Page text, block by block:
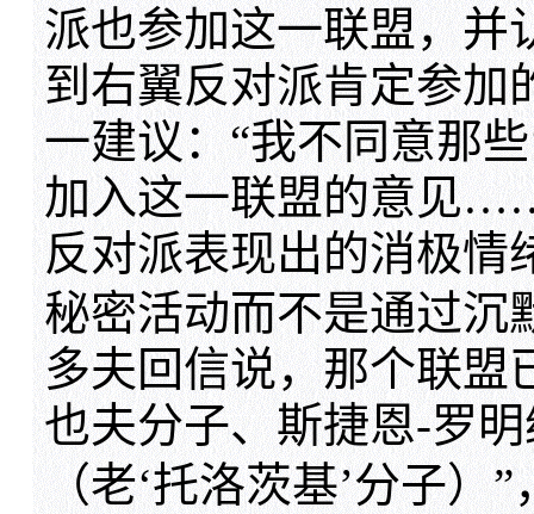
派也参加这一联盟，并
到右翼反对派肯定参加
一建议：“我不同意那
加入这一联盟的意见
反对派表现出的消极情
秘密活动而不是通过沉
多夫回信说，那个联盟
也夫分子、斯捷恩-罗
（老‘托洛茨基’分子）”